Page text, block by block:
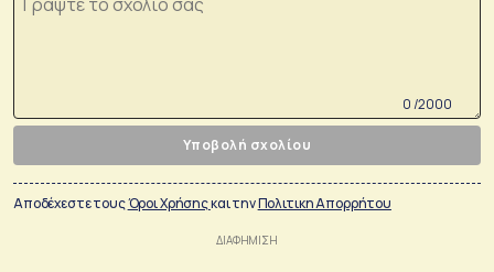
0 /2000
Υποβολή σχολίου
Αποδέχεστε τουςΌροι Χρήσηςκαι τηνΠολιτικη Απορρήτου